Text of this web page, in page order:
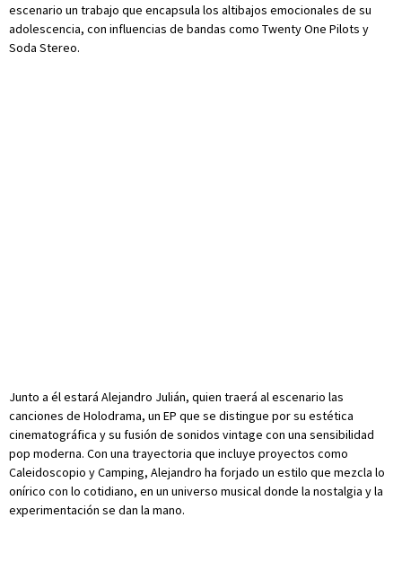
escenario un trabajo que encapsula los altibajos emocionales de su
adolescencia, con influencias de bandas como Twenty One Pilots y
Soda Stereo.
Junto a él estará Alejandro Julián, quien traerá al escenario las
canciones de Holodrama, un EP que se distingue por su estética
cinematográfica y su fusión de sonidos vintage con una sensibilidad
pop moderna. Con una trayectoria que incluye proyectos como
Caleidoscopio y Camping, Alejandro ha forjado un estilo que mezcla lo
onírico con lo cotidiano, en un universo musical donde la nostalgia y la
experimentación se dan la mano.